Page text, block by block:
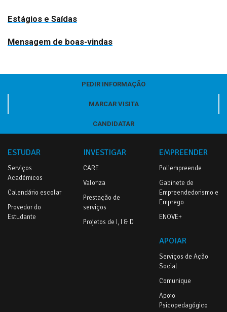
Estágios e Saídas
Mensagem de boas-vindas
PEDIR INFORMAÇÃO
MARCAR VISITA
CANDIDATAR
ESTUDAR
Serviços
Académicos
Calendário escolar
Provedor do
Estudante
INVESTIGAR
CARE
Valoriza
Prestação de
serviços
Projetos de I, I & D
EMPREENDER
Poliempreende
Gabinete de
Empreendedorismo e
Emprego
ENOVE+
APOIAR
Serviços de Ação
Social
Comunique
Apoio
Psicopedagógico